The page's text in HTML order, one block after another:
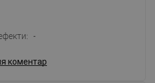
-
коментар